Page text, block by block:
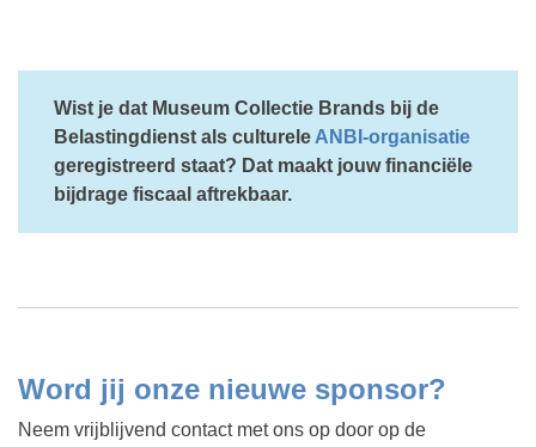
Wist je dat Museum Collectie Brands bij de
Belastingdienst als culturele ANBI-organisatie
geregistreerd staat? Dat maakt jouw financiële
bijdrage fiscaal aftrekbaar.
Word jij onze nieuwe sponsor?
Neem vrijblijvend contact met ons op door op de